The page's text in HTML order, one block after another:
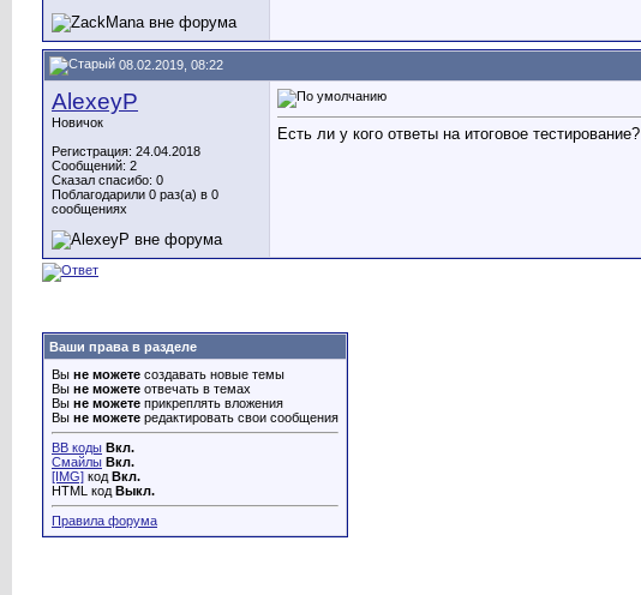
08.02.2019, 08:22
AlexeyP
Новичок
Регистрация: 24.04.2018
Сообщений: 2
Сказал спасибо: 0
Поблагодарили 0 раз(а) в 0
сообщениях
Есть ли у кого ответы на итоговое тестирование?
Ваши права в разделе
Вы не можете создавать новые темы
Вы не можете отвечать в темах
Вы не можете прикреплять вложения
Вы не можете редактировать свои сообщения
BB коды Вкл.
Смайлы Вкл.
[IMG] код Вкл.
HTML код Выкл.
Правила форума